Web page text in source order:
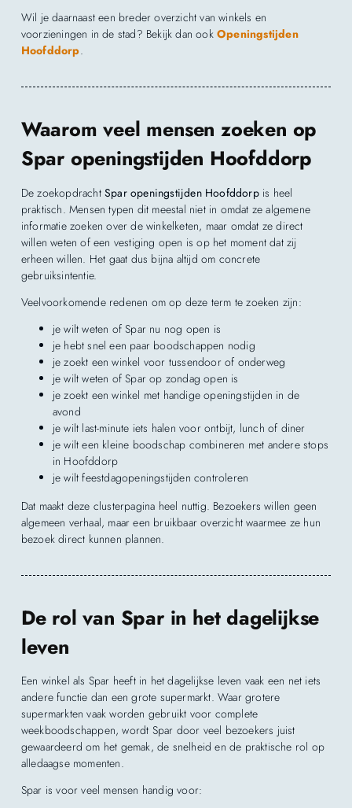
Wil je daarnaast een breder overzicht van winkels en
voorzieningen in de stad? Bekijk dan ookOpeningstijden
Hoofddorp.
Waarom veel mensen zoeken op
Spar openingstijden Hoofddorp
De zoekopdrachtSpar openingstijden Hoofddorpis heel
praktisch. Mensen typen dit meestal niet in omdat ze algemene
informatie zoeken over de winkelketen, maar omdat ze direct
willen weten of een vestiging open is op het moment dat zij
erheen willen. Het gaat dus bijna altijd om concrete
gebruiksintentie.
Veelvoorkomende redenen om op deze term te zoeken zijn:
je wilt weten of Spar nu nog open is
je hebt snel een paar boodschappen nodig
je zoekt een winkel voor tussendoor of onderweg
je wilt weten of Spar op zondag open is
je zoekt een winkel met handige openingstijden in de
avond
je wilt last-minute iets halen voor ontbijt, lunch of diner
je wilt een kleine boodschap combineren met andere stops
in Hoofddorp
je wilt feestdagopeningstijden controleren
Dat maakt deze clusterpagina heel nuttig. Bezoekers willen geen
algemeen verhaal, maar een bruikbaar overzicht waarmee ze hun
bezoek direct kunnen plannen.
De rol van Spar in het dagelijkse
leven
Een winkel als Spar heeft in het dagelijkse leven vaak een net iets
andere functie dan een grote supermarkt. Waar grotere
supermarkten vaak worden gebruikt voor complete
weekboodschappen, wordt Spar door veel bezoekers juist
gewaardeerd om het gemak, de snelheid en de praktische rol op
alledaagse momenten.
Spar is voor veel mensen handig voor: